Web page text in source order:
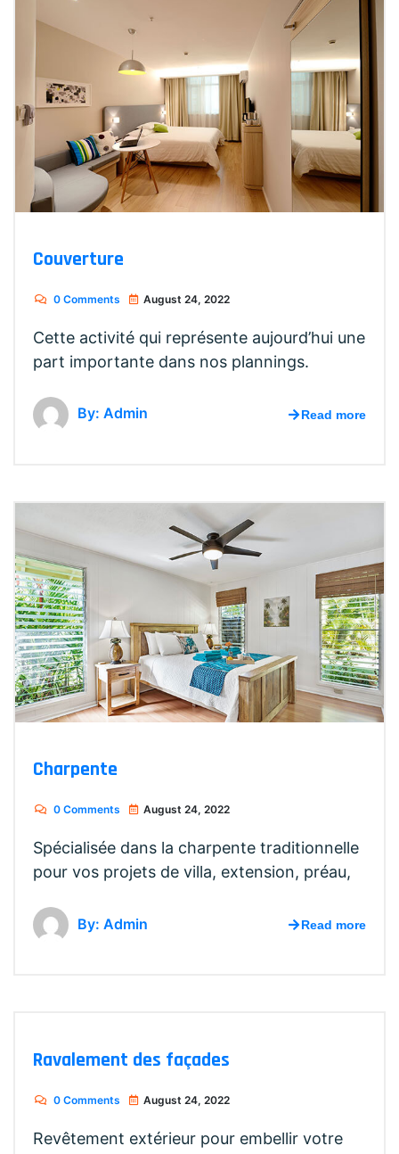
Couverture
0 Comments August 24, 2022
Cette activité qui représente aujourd’hui une
part importante dans nos plannings.
By: Admin Read more
Charpente
0 Comments August 24, 2022
Spécialisée dans la charpente traditionnelle
pour vos projets de villa, extension, préau,
By: Admin Read more
Ravalement des façades
0 Comments August 24, 2022
Revêtement extérieur pour embellir votre